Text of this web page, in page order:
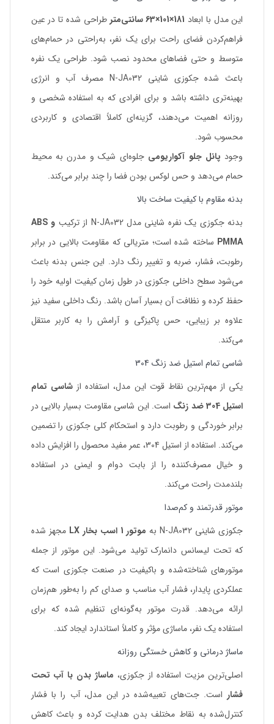
این مدل با ابعاد 181×101×63 سانتی‌متر
طراحی شده تا در عین
فراهم‌کردن فضای راحت برای یک نفر، به‌راحتی در حمام‌های
متوسط و حتی فضاهای محدود نصب شود. طراحی یک نفره
باعث شده جکوزی شاینی N-JA032 مصرف آب و انرژی
بهینه‌تری داشته باشد و برای افرادی که به استفاده شخصی و
روزانه اهمیت می‌دهند، گزینه‌ای کاملاً اقتصادی و کاربردی
محسوب شود.
وجود پانل جلو آکواریومی جلوه‌ای شیک و مدرن به محیط
حمام می‌دهد و حس لوکس بودن فضا را چند برابر می‌کند.
بدنه مقاوم با کیفیت ساخت بالا
بدنه جکوزی یک نفره شاینی مدل N-JA032 از ترکیب
ABS و
PMMA ساخته شده است؛ متریالی که مقاومت بالایی در برابر
رطوبت، فشار، ضربه و تغییر رنگ دارد. این جنس بدنه باعث
می‌شود سطح داخلی جکوزی در طول زمان کیفیت اولیه خود را
حفظ کرده و نظافت آن بسیار آسان باشد. رنگ داخلی سفید نیز
علاوه بر زیبایی، حس پاکیزگی و آرامش را به کاربر منتقل
می‌کند.
شاسی تمام استیل ضد زنگ 304
یکی از مهم‌ترین نقاط قوت این مدل، استفاده ازشاسی تمام
استیل 304 ضد زنگ
است. این شاسی مقاومت بسیار بالایی در
برابر خوردگی و رطوبت دارد و استحکام کلی جکوزی را تضمین
می‌کند. استفاده از استیل 304، عمر مفید محصول را افزایش داده
و خیال مصرف‌کننده را از بابت دوام و ایمنی در استفاده
بلندمدت راحت می‌کند.
موتور قدرتمند و کم‌صدا
جکوزی شاینی N-JA032 به
موتور 1 اسب بخار LX
مجهز شده
که تحت لیسانس دانمارک تولید می‌شود. این موتور از جمله
موتورهای شناخته‌شده و باکیفیت در صنعت جکوزی است که
عملکردی پایدار، فشار آب مناسب و صدای کم را به‌طور هم‌زمان
ارائه می‌دهد. قدرت موتور به‌گونه‌ای تنظیم شده که برای
استفاده یک نفر، ماساژی مؤثر و کاملاً استاندارد ایجاد کند.
ماساژ درمانی و کاهش خستگی روزانه
اصلی‌ترین مزیت استفاده از جکوزی، ماساژ بدن با آب تحت
فشار است. جت‌های تعبیه‌شده در این مدل، آب را با فشار
کنترل‌شده به نقاط مختلف بدن هدایت کرده و باعث کاهش